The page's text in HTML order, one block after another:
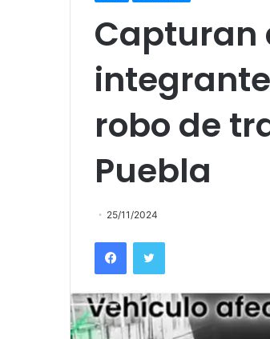
Capturan
robo de
Puebla
25/11/2024
FacebookTwitter